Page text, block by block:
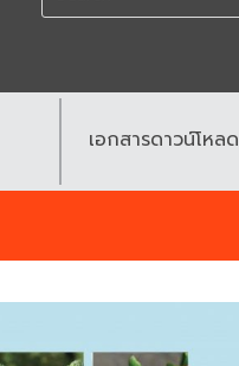
for:
เอกสารดาวน์โหลด